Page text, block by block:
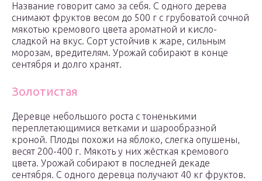
Название говорит само за себя. С одного дерева
снимают фруктов весом до 500 г с грубоватой сочной
мякотью кремового цвета ароматной и кисло-
сладкой на вкус. Сорт устойчив к жаре, сильным
морозам, вредителям. Урожай собирают в конце
сентября и долго хранят.
Золотистая
Деревце небольшого роста с тоненькими
переплетающимися ветками и шарообразной
кроной. Плоды похожи на яблоко, слегка опушены,
весят 200-400 г. Мякоть у них жёсткая кремового
цвета. Урожай собирают в последней декаде
сентября. С одного деревца получают 40 кг фруктов.